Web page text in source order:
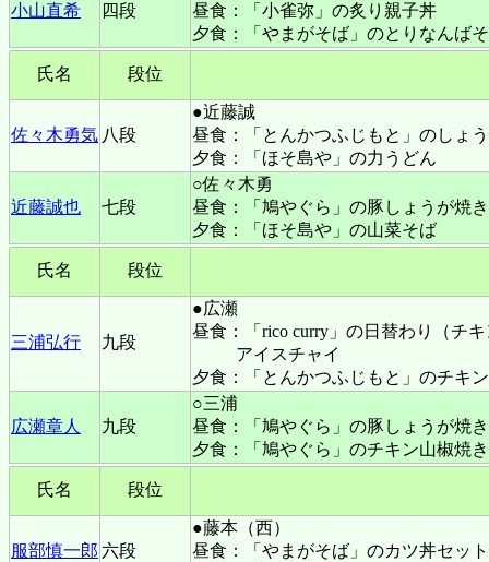
小山直希 四段
昼食：「小雀弥」 の炙り親子丼
夕食：「やまがそば」のとりなんば
氏名 段位
佐々木勇気 八段
●近藤誠
昼食：「とんかつふじもと」のしょ
夕食：「ほそ島や」の力うどん
近藤誠也 七段
○佐々木勇
昼食：「鳩やぐら」の豚しょうが焼
夕食：「ほそ島や」の山菜そば
氏名 段位
三浦弘行 九段
●広瀬
昼食：「rico curry」の日替わり（チ
アイスチャイ
夕食：「とんかつふじもと」のチキ
広瀬章人 九段
○三浦
昼食：「鳩やぐら」の豚しょうが焼
夕食：「鳩やぐら」のチキン山椒焼
氏名 段位
服部慎一郎 六段
●藤本（西）
昼食：「やまがそば」のカツ丼セッ